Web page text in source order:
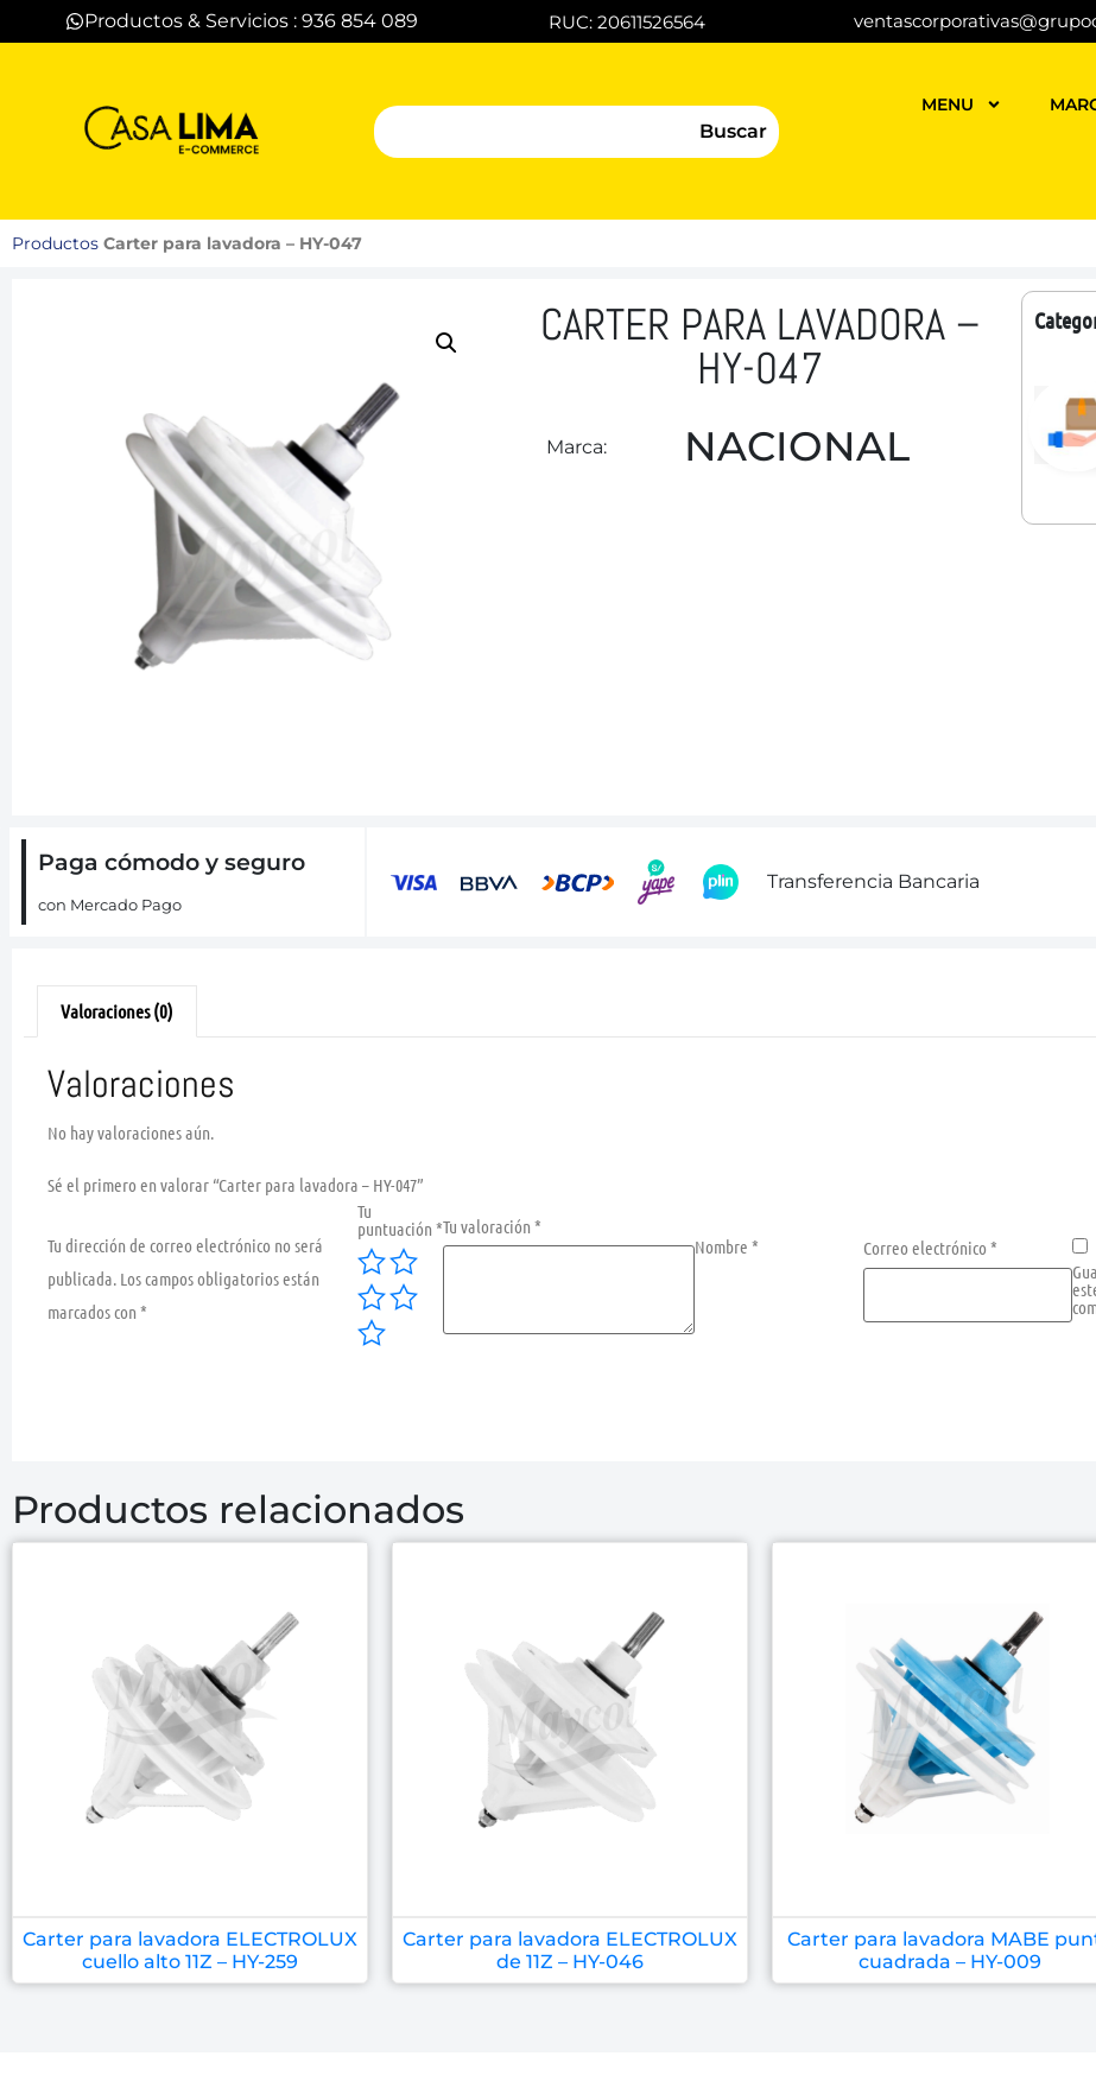
Productos & Servicios : 936 854 089 RUC: 20611526564
Buscar
MENU
Productos Carter para lavadora – HY-047
CARTER PARA LAVADORA –
HY-047
Marca: NACIONAL
Paga cómodo y seguro
con Mercado Pago
Transferencia Bancaria
Valoraciones (0)
Valoraciones
No hay valoraciones aún.
Sé el primero en valorar “Carter para lavadora – HY-047”
Tu dirección de correo electrónico no será
publicada. Los campos obligatorios están
marcados con *
Tu
puntuación*Tu valoración*
Nombre* Correo electrónico *
Productos relacionados
Carter para lavadora ELECTROLUX
cuello alto 11Z – HY-259
Carter para lavadora ELECTROLUX
de 11Z – HY-046
Carter para lavadora MABE
cuadrada – HY-009